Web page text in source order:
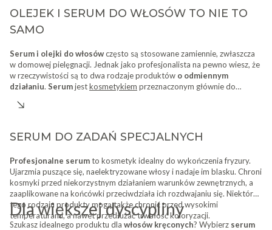
kosmetyków, dzięki czemu kompleksowo zadbasz o swoje klientki.
Gwarantujemy, że odpowiednio dobranefryzjerskie serum do
włosów i/lub olejek
OLEJEK I SERUM DO WŁOSÓW TO NIE TO
SAMO
Serum i olejki do włosówczęsto są stosowane zamiennie, zwłaszcza
w domowej pielęgnacji. Jednak jako profesjonalista na pewno wiesz, że
w rzeczywistości są to dwa rodzaje produktów o odmiennym
działaniu. Serumjestkosmetykiem przeznaczonym głównie do
zdyscyplinować puszące się kosmyki. Często zawiera
natomiast są produktami bardziej uniwersalnymi.
Wnikają głęboko w strukturę włosów, odżywiając je od wewnątrz.
nadania fryzurze nawilżenia. Zapoznaj się z naszą ofertą, gdzie
znajdziesz zarównoserum jak i olejek do włosów profesjonalnyw
różnych wydaniach.
SERUM DO ZADAŃ SPECJALNYCH
Profesjonalne serumto kosmetyk idealny do wykończenia fryzury.
Ujarzmia puszące się, naelektryzowane włosy i nadaje im blasku. Chroni
kosmyki przed niekorzystnym działaniem warunków zewnętrznych, a
zaaplikowane na końcówki przeciwdziała ich rozdwajaniu się. Niektóre
tego rodzaju produkty mogą także chronić przed wysokimi
temperaturami, a nawet przedłużać trwałość koloryzacji.
Dla większej dyscypliny
Szukasz idealnego produktu dla włosów kręconych? Wybierz serum